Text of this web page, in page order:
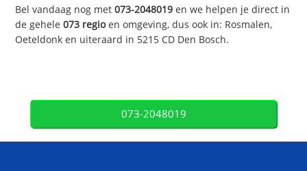
Bel vandaag nog met073-2048019 en we helpen je direct in
de gehele073 regioen omgeving, dus ook in: Rosmalen,
Oeteldonk en uiteraard in 5215 CD Den Bosch.
073-2048019